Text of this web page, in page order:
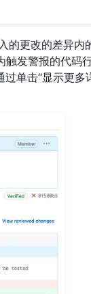
的更改的差异内
发警报的代码
单击“显示更多